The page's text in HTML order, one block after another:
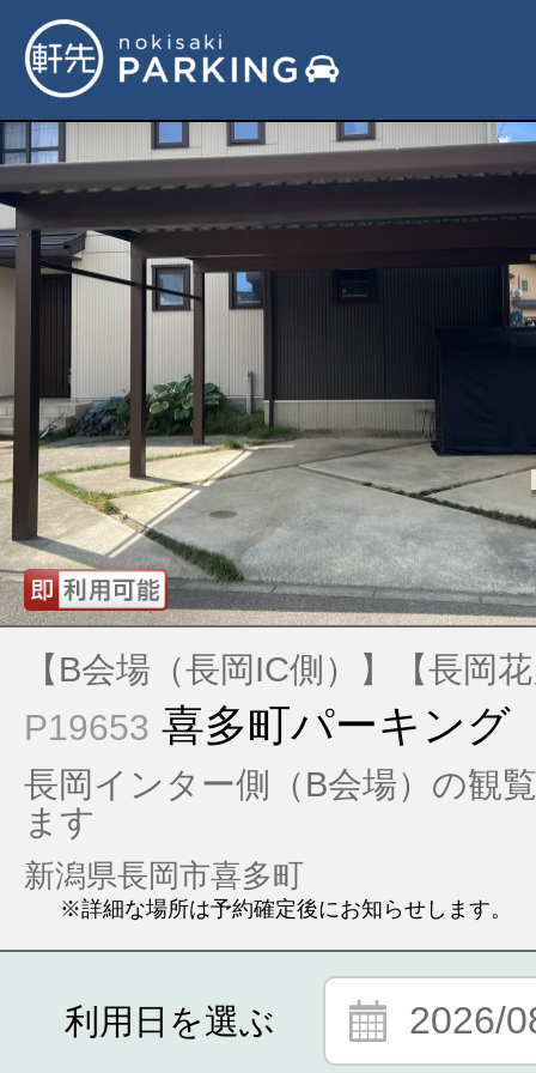
【B会場（長岡IC側）】【長岡
P19653 喜多町パーキング
長岡インター側（B会場）の観
ます
新潟県長岡市喜多町
※詳細な場所は予約確定後にお知らせします。
利用日を選ぶ 2026/